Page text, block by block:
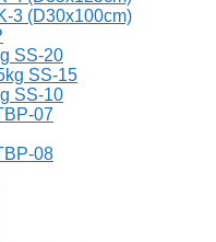
3 (D30x100cm)
SS-20
SS-15
SS-10
07
08